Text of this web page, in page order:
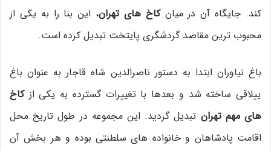
کند. جایگاه آن در میانکاخ های تهران، این بنا را به یکی از
محبوب ترین مقاصد گردشگری پایتخت تبدیل کرده است.
باغ نیاوران ابتدا به دستور ناصرالدین شاه قاجار به عنوان باغ
ییلاقی ساخته شد و بعدها با تغییرات گسترده به یکی ازکاخ
های مهم تهران تبدیل گردید. این مجموعه در طول تاریخ محل
اقامت پادشاهان و خانواده های سلطنتی بوده و هر بخش آن